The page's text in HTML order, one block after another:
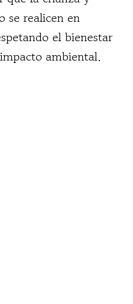
se realicen en
el bienestar
ambiental.